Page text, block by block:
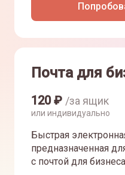
Почта для
120₽ /за ящик
или индивидуально
Быстрая
предназначенная
с почтой для бизнеса